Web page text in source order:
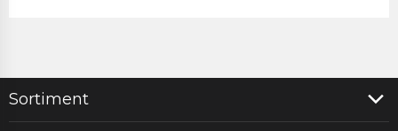
Sortiment